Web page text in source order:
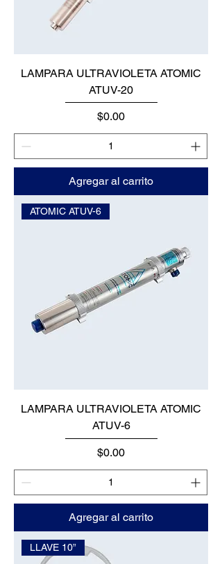
LAMPARA ULTRAVIOLETA ATOMIC
ATUV-20
Precio
$0.00
Agregar al carrito
ATOMIC ATUV-6
LAMPARA ULTRAVIOLETA ATOMIC
ATUV-6
Precio
$0.00
Agregar al carrito
LLAVE 10”